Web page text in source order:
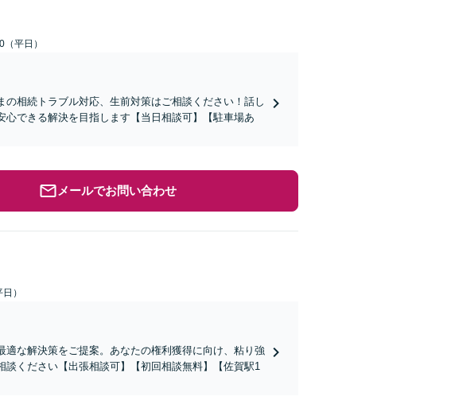
平日）
の相続トラブル対応、生前対策はご相談ください！話し
できる解決を目指します【当日相談可】【駐車場あ
メールでお問い合わせ
）
適な解決策をご提案。あなたの権利獲得に向け、粘り強
ください【出張相談可】【初回相談無料】【佐賀駅1